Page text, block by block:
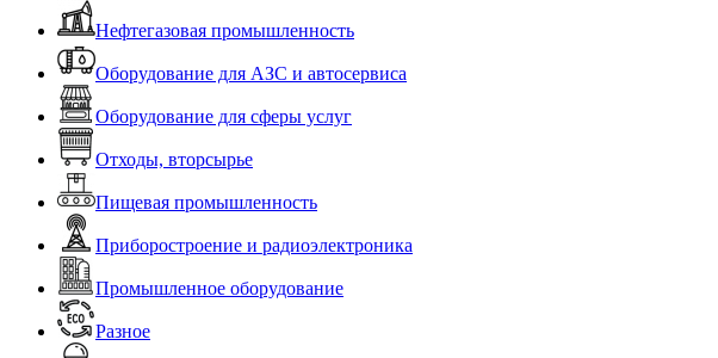
Нефтегазовая промышленность
Оборудование для АЗС и автосервиса
Оборудование для сферы услуг
Отходы, вторсырье
Пищевая промышленность
Приборостроение и радиоэлектроника
Промышленное оборудование
Разное